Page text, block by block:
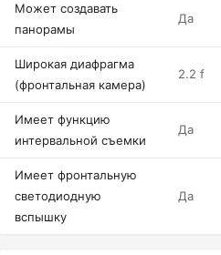
Может создавать
панорамы
Да
Широкая диафрагма
(фронтальная камера)
2.2 f
Имеет функцию
интервальной съемки
Да
Имеет фронтальную
светодиодную
вспышку
Да